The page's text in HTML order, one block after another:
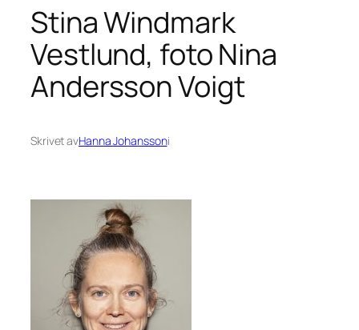
Stina Windmark
Vestlund, foto Nina
Andersson Voigt
Skrivet avHanna Johanssoni